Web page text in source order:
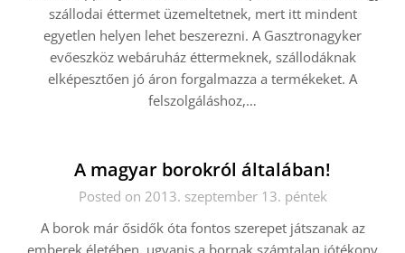
szállodai éttermet üzemeltetnek, mert itt mindent
egyetlen helyen lehet beszerezni. A Gasztronagyker
evőeszköz webáruház éttermeknek, szállodáknak
elképesztően jó áron forgalmazza a termékeket. A
felszolgáláshoz,…
A magyar borokról általában!
Posted on 2013. szeptember 13. péntek
A borok már ősidők óta fontos szerepet játszanak az
emberek életében, ugyanis a bornak számtalan jótékony